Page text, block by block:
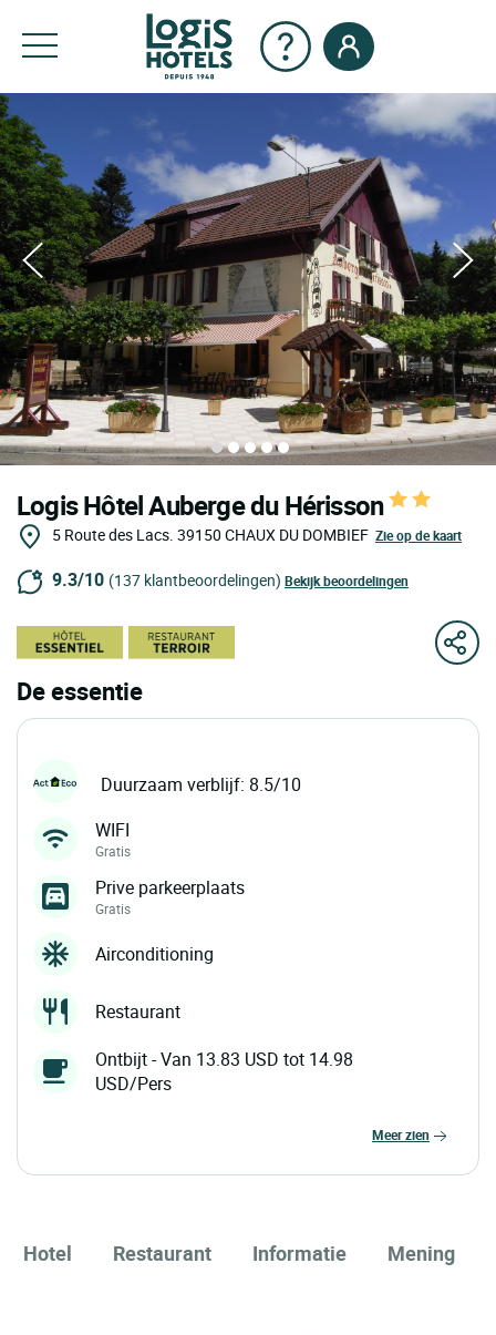
Logis Hôtel Auberge du Hérisson
5 Route des Lacs. 39150 CHAUX DU DOMBIEF Zie op de kaart
9.3/10 (137 klantbeoordelingen) Bekijk beoordelingen
De essentie
Duurzaam verblijf: 8.5/10
WIFI
Gratis
Prive parkeerplaats
Gratis
Airconditioning
Restaurant
Ontbijt - Van 13.83 USD tot 14.98
USD/Pers
meer zien
Hotel Restaurant Informatie Mening